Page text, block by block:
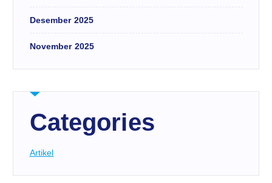
Desember 2025
November 2025
Categories
Artikel